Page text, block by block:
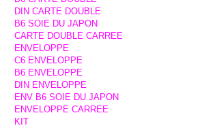
DIN CARTE DOUBLE
B6 SOIE DU JAPON
CARTE DOUBLE CARREE
ENVELOPPE
C6 ENVELOPPE
B6 ENVELOPPE
DIN ENVELOPPE
ENV B6 SOIE DU JAPON
ENVELOPPE CARREE
KIT